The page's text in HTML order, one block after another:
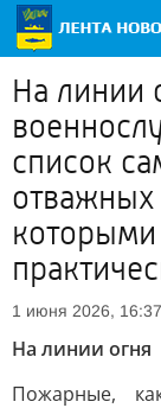
На линии
список
которыми
1 июня 2026, 16:37
На линии огня
Пожарные,